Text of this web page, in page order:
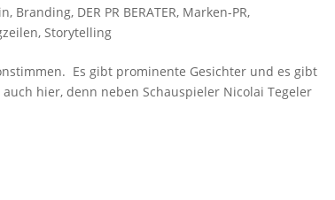
, Branding, DER PR BERATER, Marken-PR,
,Storytelling
Es gibt prominente Gesichter und es gibt
hier, denn neben Schauspieler Nicolai Tegeler